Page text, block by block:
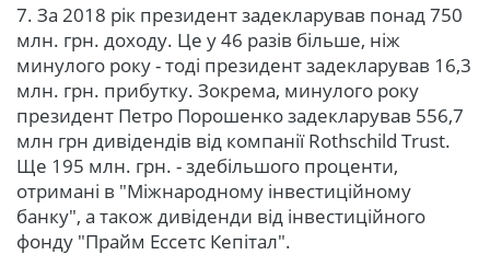
7. За 2018 рік президент задекларував понад 750
млн. грн. доходу. Це у 46 разів більше, ніж
минулого року - тоді президент задекларував 16,3
млн. грн. прибутку. Зокрема, минулого року
президент Петро Порошенко задекларував 556,7
млн грн дивідендів від компанії Rothschild Trust.
Ще 195 млн. грн. - здебільшого проценти,
отримані в "Міжнародному інвестиційному
банку", а також дивіденди від інвестиційного
фонду "Прайм Ессетс Кепітал".